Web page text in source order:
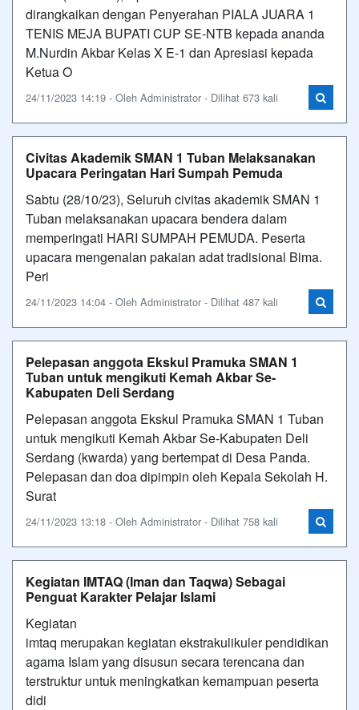
dirangkaikan dengan Penyerahan PIALA JUARA 1
TENIS MEJA BUPATI CUP SE-NTB kepada ananda
M.Nurdin Akbar Kelas X E-1 dan Apresiasi kepada
Ketua O
24/11/2023 14:19 - Oleh Administrator - Dilihat 673 kali
Civitas Akademik SMAN 1 Tuban Melaksanakan
Upacara Peringatan Hari Sumpah Pemuda
Sabtu (28/10/23), Seluruh civitas akademik SMAN 1
Tuban melaksanakan upacara bendera dalam
memperingati HARI SUMPAH PEMUDA. Peserta
upacara mengenalan pakaian adat tradisional Bima.
Peri
24/11/2023 14:04 - Oleh Administrator - Dilihat 487 kali
Pelepasan anggota Ekskul Pramuka SMAN 1
Tuban untuk mengikuti Kemah Akbar Se-
Kabupaten Deli Serdang
Pelepasan anggota Ekskul Pramuka SMAN 1 Tuban
untuk mengikuti Kemah Akbar Se-Kabupaten Deli
Serdang (kwarda) yang bertempat di Desa Panda.
Pelepasan dan doa dipimpin oleh Kepala Sekolah H.
Surat
24/11/2023 13:18 - Oleh Administrator - Dilihat 758 kali
Kegiatan IMTAQ (Iman dan Taqwa) Sebagai
Penguat Karakter Pelajar Islami
Kegiatan
imtaq merupakan kegiatan ekstrakulikuler pendidikan
agama Islam yang disusun secara terencana dan
terstruktur untuk meningkatkan kemampuan peserta
didi